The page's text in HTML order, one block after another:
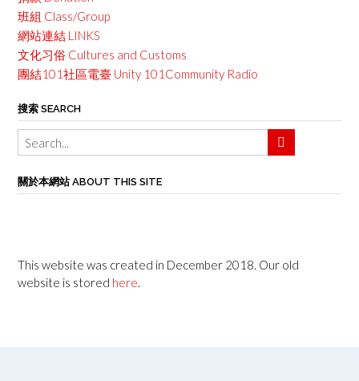
班組 Class/Group
網站連結 LINKS
文化习俗 Cultures and Customs
團結101社區電臺 Unity 101Community Radio
搜索 SEARCH
關於本網站 ABOUT THIS SITE
This website was created in December 2018. Our old
website is stored here